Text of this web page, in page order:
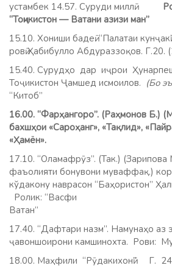
устамбек 14.57. Суруди миллӣ.
“Тоҷикистон — Ватани азизи ман”
15.10. Хониши бадеӣ. “Палатаи
ровӣ Ҳабибулло Абдураззоқов. Г.20.
15.40. Сурудҳо дар иҷрои
Тоҷикистон Ҷамшед исмоилов. (Бо
16.00. “Фарҳангоро”. (Раҳмонов Б.)
бахшҳои «Сароҳанг», «Тақлид»,
«Ҳамён».
17.10. “Оламафрӯз”. (Так.)
фаъолияти бонувони муваффақ.)
кўдакону наврасон “Баҳористон”
Ролик: “Васфи
17.40. “Дафтари назм”. Намунаҳо аз
ҷавоншоирони камшинохта. Рови:
18.00. Маҳфили